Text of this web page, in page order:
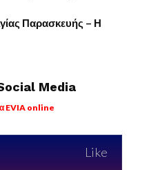
Παρασκευής – Η
Media
EVIA online
Like